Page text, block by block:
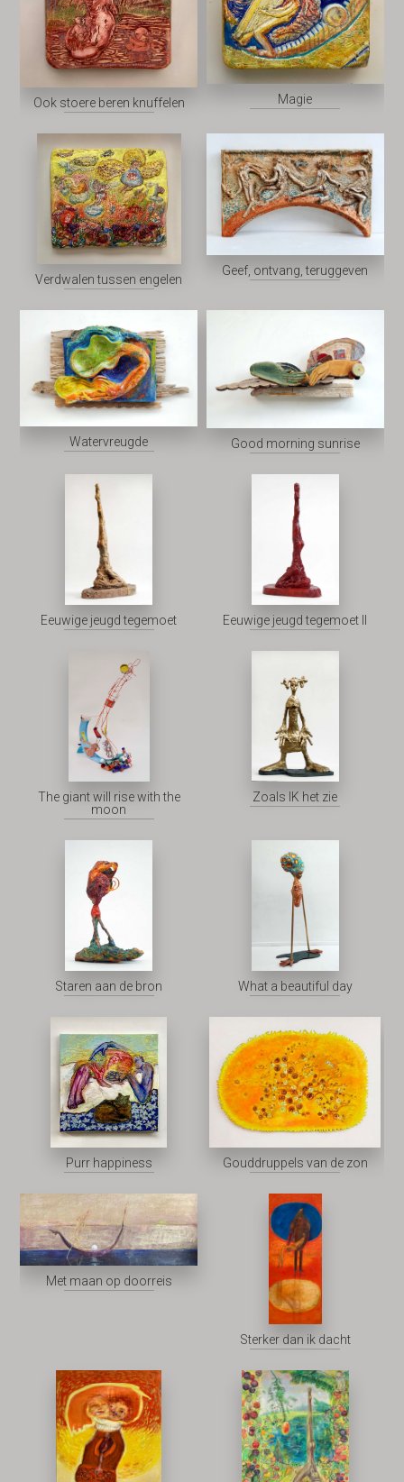
Ook stoere beren knuffelen Magie
Verdwalen tussen engelen
Geef, ontvang, teruggeven
Watervreugde Good morning sunrise
Eeuwige jeugd tegemoet Eeuwige jeugd tegemoet II
The giant will rise with the
moon
Zoals IK het zie
Staren aan de bron What a beautiful day
Purr happiness Gouddruppels van de zon
Met maan op doorreis
Sterker dan ik dacht